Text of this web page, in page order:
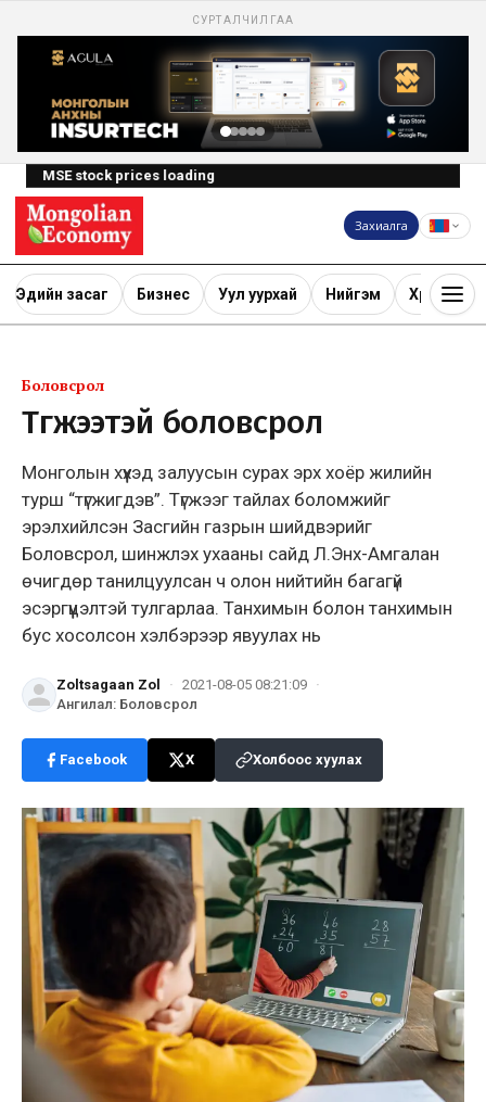
СУРТАЛЧИЛГАА
MSE stock prices loading
Захиалга
Эдийн засаг Бизнес Уул уурхай Нийгэм Хөрөнгө
Боловсрол
Түгжээтэй боловсрол
Монголын хүүхэд залуусын сурах эрх хоёр жилийн
турш “түгжигдэв”. Түгжээг тайлах боломжийг
эрэлхийлсэн Засгийн газрын шийдвэрийг
Боловсрол, шинжлэх ухааны сайд Л.Энх-Амгалан
өчигдөр танилцуулсан ч олон нийтийн багагүй
эсэргүүцэлтэй тулгарлаа. Танхимын болон танхимын
бус хосолсон хэлбэрээр явуулах нь
Zoltsagaan Zol · 2021-08-05 08:21:09 ·
Ангилал: Боловсрол
Facebook X Холбоос хуулах